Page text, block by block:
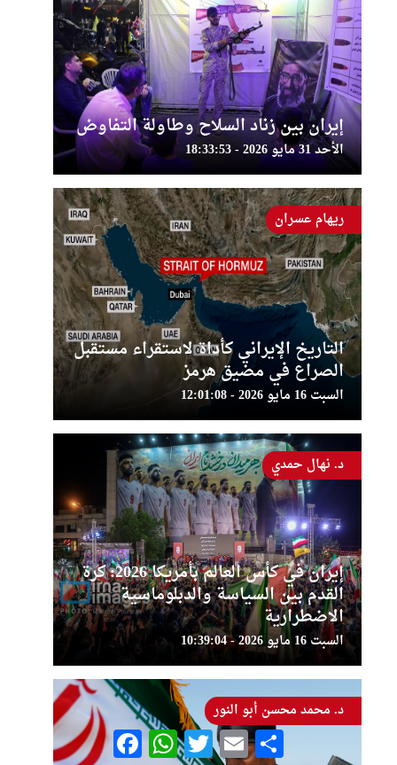
إيران بين زناد السلاح وطاولة التفاوض
الأحد 31 مايو 2026 - 18:33:53
التاريخ الإيراني كأداة لاستقراء مستقبل
الصراع في مضيق هرمز
السبت 16 مايو 2026 - 12:01:08
ريهام عسران
إيران في كأس العالم بأمريكا 2026: كرة
القدم بين السياسة والدبلوماسية
الاضطرارية
السبت 16 مايو 2026 - 10:39:04
د. نهال حمدي
د. محمد محسن أبو النور
FacebookWhatsAppTwitter Email Share